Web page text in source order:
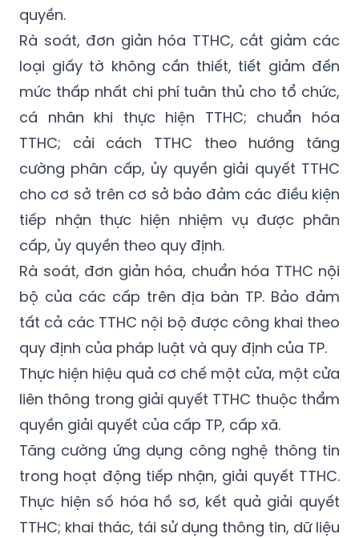
quyền.
Rà soát, đơn giản hóa TTHC, cắt giảm các
loại giấy tờ không cần thiết, tiết giảm đến
mức thấp nhất chi phí tuân thủ cho tổ chức,
cá nhân khi thực hiện TTHC; chuẩn hóa
TTHC; cải cách TTHC theo hướng tăng
cường phân cấp, ủy quyền giải quyết TTHC
cho cơ sở trên cơ sở bảo đảm các điều kiện
tiếp nhận thực hiện nhiệm vụ được phân
cấp, ủy quyền theo quy định.
Rà soát, đơn giản hóa, chuẩn hóa TTHC nội
bộ của các cấp trên địa bàn TP. Bảo đảm
tất cả các TTHC nội bộ được công khai theo
quy định của pháp luật và quy định của TP.
Thực hiện hiệu quả cơ chế một cửa, một cửa
liên thông trong giải quyết TTHC thuộc thẩm
quyền giải quyết của cấp TP, cấp xã.
Tăng cường ứng dụng công nghệ thông tin
trong hoạt động tiếp nhận, giải quyết TTHC.
Thực hiện số hóa hồ sơ, kết quả giải quyết
TTHC; khai thác, tái sử dụng thông tin, dữ liệu